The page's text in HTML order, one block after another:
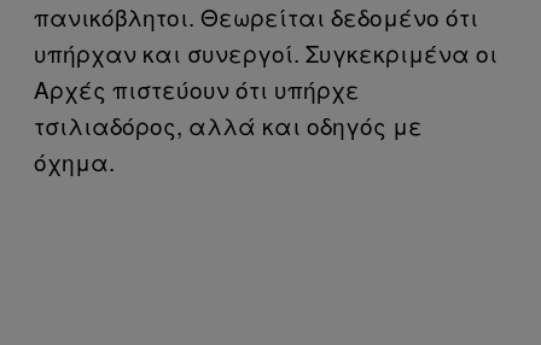
πανικόβλητοι. Θεωρείται δεδομένο ότι
υπήρχαν και συνεργοί. Συγκεκριμένα οι
Αρχές πιστεύουν ότι υπήρχε
τσιλιαδόρος, αλλά και οδηγός με
όχημα.